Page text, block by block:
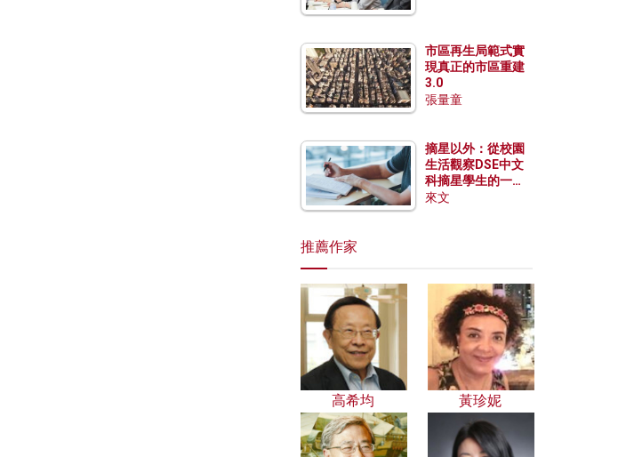
市區再生局範式實
現真正的市區重建
3.0
張量童
摘星以外：從校園
生活觀察DSE中文
科摘星學生的一點
特質
來文
推薦作家
高希均 黃珍妮